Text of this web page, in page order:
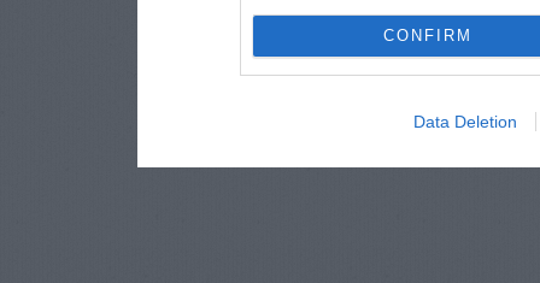
CONFIRM
Data Deletion